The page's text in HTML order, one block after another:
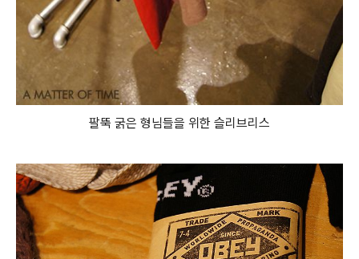
팔뚝 굵은 형님들을 위한 슬리브리스